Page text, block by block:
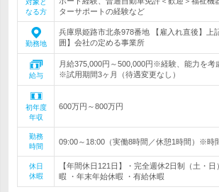
対象と
なる方
ターサポートの経験など
勤務地
兵庫県姫路市北条978番地 【雇入れ直後】上
囲】会社の定める事業所
給与
月給375,000円～500,000円※経験、能力を考
※試用期間3ヶ月（待遇変更なし）
初年度
年収
600万円～800万円
勤務
時間
09:00～18:00（実働8時間／休憩1時間）※時
休日
休暇
【年間休日121日】・完全週休2日制（土・
暇 ・年末年始休暇 ・有給休暇